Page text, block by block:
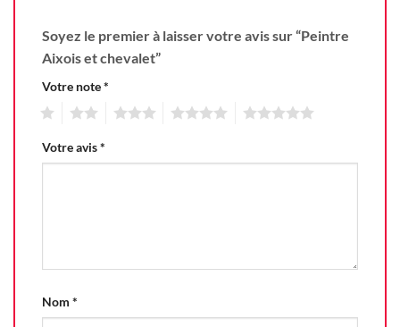
Soyez le premier à laisser votre avis sur “Peintre
Aixois et chevalet”
Votre note*
Votre avis*
Nom *